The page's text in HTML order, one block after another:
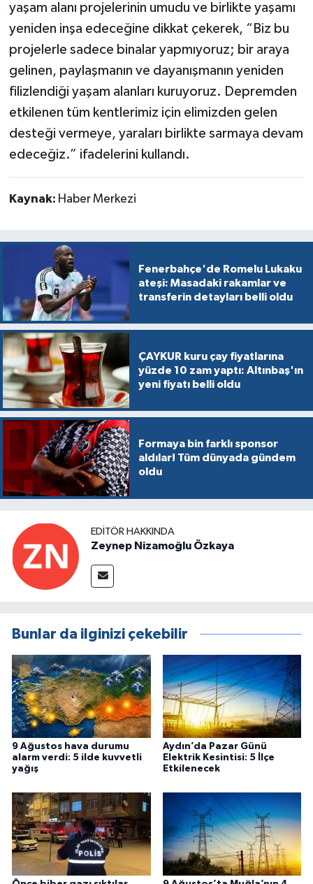
yaşam alanı projelerinin umudu ve birlikte yaşamı
yeniden inşa edeceğine dikkat çekerek, “Biz bu
projelerle sadece binalar yapmıyoruz; bir araya
gelinen, paylaşmanın ve dayanışmanın yeniden
filizlendiği yaşam alanları kuruyoruz. Depremden
etkilenen tüm kentlerimiz için elimizden gelen
desteği vermeye, yaraları birlikte sarmaya devam
edeceğiz.” ifadelerini kullandı.
Kaynak: Haber Merkezi
Fenerbahçe'de Romelu Lukaku
ateşi: Masadaki rakamlar ve
transferin detayları belli oldu
ÇAYKUR kuru çay fiyatlarına
yüzde 10 zam yaptı: Altınbaş'ın
yeni fiyatı belli oldu
Formaya bin farklı sponsor
aldılar! Tüm dünyada gündem
oldu
EDITÖR HAKKINDA
Zeynep Nizamoğlu Özkaya
Bunlar da ilginizi çekebilir
9 Ağustos hava durumu
alarm verdi: 5 ilde kuvvetli
yağış
Aydın’da Pazar Günü
Elektrik Kesintisi: 5 İlçe
Etkilenecek